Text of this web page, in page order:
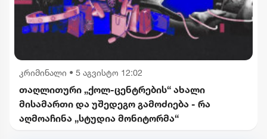
კრიმინალი • 5 აგვისტო 12:02
თაღლითური „ქოლ-ცენტრების“ ახალი
მისამართი და უშედეგო გამოძიება - რა
აღმოაჩინა „სტუდია მონიტორმა“